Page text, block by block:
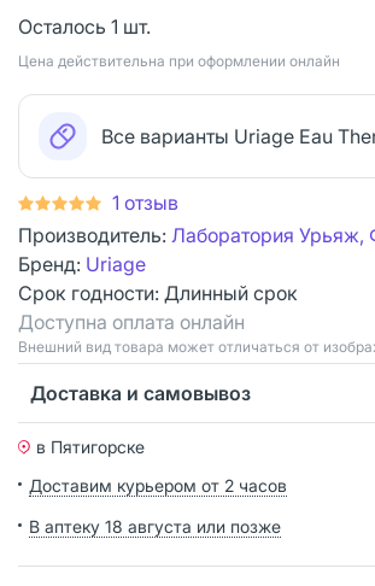
Осталось 1 шт.
Цена действительна при оформлении онлайн
Все варианты Uriage Eau
1 отзыв
Производитель: Лаборатория Урьяж,
Бренд: Uriage
Срок годности: Длинный срок
Доступна оплата онлайн
Bнешний вид товара может отличаться от
Доставка и самовывоз
в Пятигорске
Доставим курьером от 2 часов
В аптеку 18 августа или позже